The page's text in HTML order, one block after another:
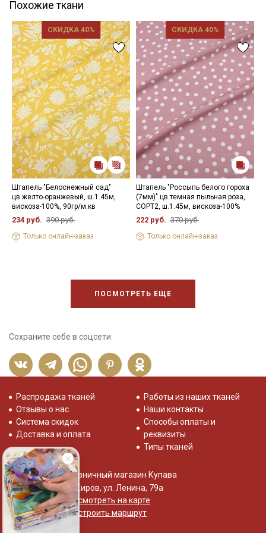
Похожие ткани
СКИДКА 40%
Штапель "Белоснежный сад"
цв.желто-оранжевый, ш.1.45м,
вискоза-100%, 90гр/м.кв
234 руб. 390 руб.
Только онлайн-заказ
СКИДКА 40%
Штапель "Россыпь белого гороха
(7мм)" цв.темная пыльная роза,
СОРТ2, ш.1.45м, вискоза-100%
222 руб. 370 руб.
Только онлайн-заказ
ПОСМОТРЕТЬ ЕЩЕ
Сохраните себе в соцсети
Распродажа тканей
Отзывы о нас
Система скидок
Доставка и оплата
Работы из наших тканей
Наши контакты
Способы оплаты и
реквизиты
Типы тканей
Розничный магазин Купава
г. Киров, ул. Ленина, 79а
Посмотреть на карте
Построить маршрут